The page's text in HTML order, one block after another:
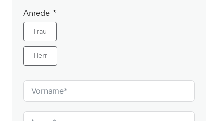
Anrede
Frau
Herr